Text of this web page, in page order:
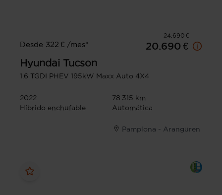
24.690 €
Desde 322 € /mes*
20.690 €
Hyundai Tucson
1.6 TGDI PHEV 195kW Maxx Auto 4X4
2022
78.315 km
Híbrido enchufable
Automática
Pamplona - Aranguren